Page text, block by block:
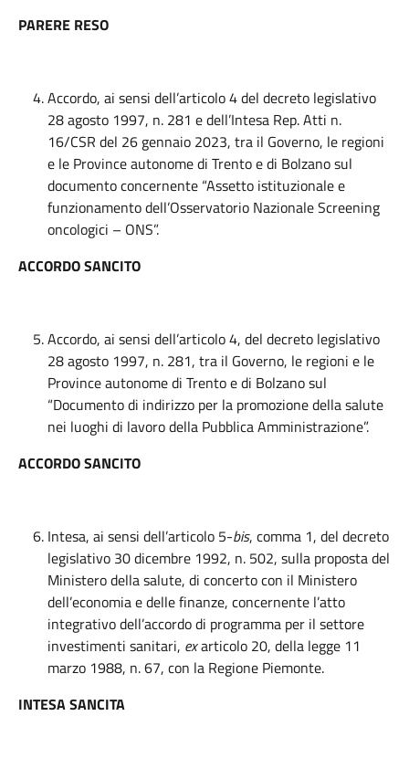
PARERE RESO
Accordo, ai sensi dell’articolo 4 del decreto legislativo
28 agosto 1997, n. 281 e dell’Intesa Rep. Atti n.
16/CSR del 26 gennaio 2023, tra il Governo, le regioni
e le Province autonome di Trento e di Bolzano sul
documento concernente “Assetto istituzionale e
funzionamento dell’Osservatorio Nazionale Screening
oncologici – ONS”.
ACCORDO SANCITO
Accordo, ai sensi dell’articolo 4, del decreto legislativo
28 agosto 1997, n. 281, tra il Governo, le regioni e le
Province autonome di Trento e di Bolzano sul
“Documento di indirizzo per la promozione della salute
nei luoghi di lavoro della Pubblica Amministrazione”.
ACCORDO SANCITO
Intesa, ai sensi dell’articolo 5-bis, comma 1, del decreto
legislativo 30 dicembre 1992, n. 502, sulla proposta del
Ministero della salute, di concerto con il Ministero
dell’economia e delle finanze, concernente l’atto
integrativo dell’accordo di programma per il settore
investimenti sanitari, exarticolo 20, della legge 11
marzo 1988, n. 67, con la Regione Piemonte.
INTESA SANCITA